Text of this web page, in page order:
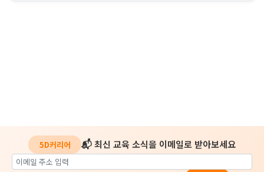
5D커리어 📬 최신 교육 소식을 이메일로 받아보세요